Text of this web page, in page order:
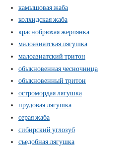
камышовая жаба
колхидская жаба
краснобрюхая жерлянка
малоазиатская лягушка
малоазиатский тритон
обыкновенная чесночница
обыкновенный тритон
остромордая лягушка
прудовая лягушка
серая жаба
сибирский углозуб
съедобная лягушка